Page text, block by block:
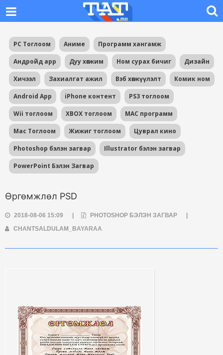
PC Тоглоом Аниме Программ хангамж
Андройд app Дуу хөгжим Ном сурах бичиг Дизайн
Хичээл Захиалгат ажил Вэб хөгжүүлэлт Комик ном
Android App iPhone контент PS3 тоглоом
Wii тоглоом XBOX тоглоом MAC программ
Mac Тоглоом Жижиг тоглоом Цуврал кино
Photoshop бэлэн загвар Illustrator бэлэн загвар
PowerPoint Бэлэн Загвар
Өргөмжлөл PSD
2018-08-06 15:09 PHOTOSHOP БЭЛЭН ЗАГВАР
CHANTSALDULAM_BAYARAA